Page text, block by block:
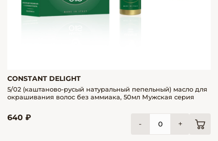
CONSTANT DELIGHT
5/02 (каштаново-русый натуральный пепельный) масло для
окрашивания волос без аммиака, 50мл Мужская серия
640 ₽
- +